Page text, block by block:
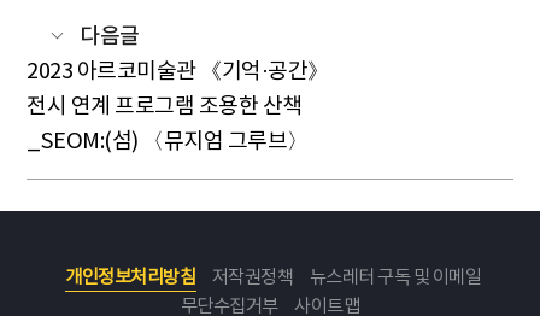
다음글
2023 아르코미술관 《기억·공간》
전시 연계 프로그램 조용한 산책
_SEOM:(섬) 〈뮤지엄 그루브〉
개인정보처리방침 저작권정책
뉴스레터 구독 및 이메일
무단수집거부
사이트맵